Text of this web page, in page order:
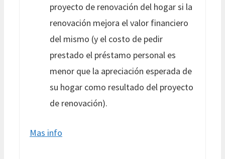
proyecto de renovación del hogar si la
renovación mejora el valor financiero
del mismo (y el costo de pedir
prestado el préstamo personal es
menor que la apreciación esperada de
su hogar como resultado del proyecto
de renovación).
Mas info